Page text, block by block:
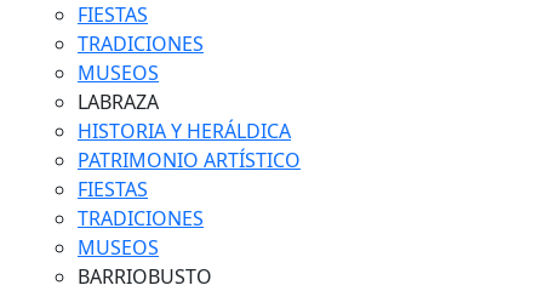
FIESTAS
TRADICIONES
MUSEOS
LABRAZA
HISTORIA Y HERÁLDICA
PATRIMONIO ARTÍSTICO
FIESTAS
TRADICIONES
MUSEOS
BARRIOBUSTO